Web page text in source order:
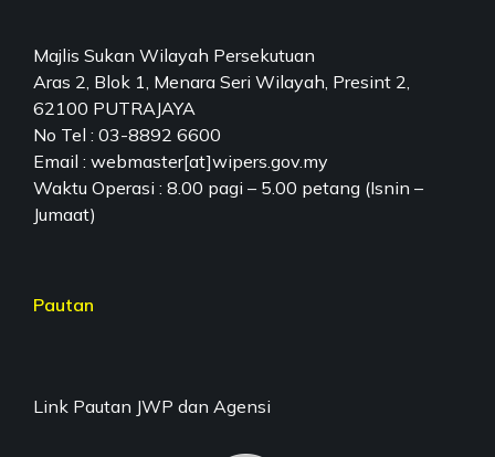
Majlis Sukan Wilayah Persekutuan
Aras 2, Blok 1, Menara Seri Wilayah, Presint 2,
62100 PUTRAJAYA
No Tel : 03-8892 6600
Email : webmaster[at]wipers.gov.my
Waktu Operasi : 8.00 pagi – 5.00 petang (Isnin –
Jumaat)
Pautan
Link Pautan JWP dan Agensi